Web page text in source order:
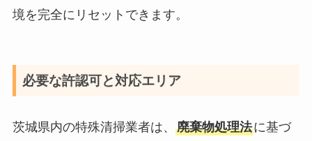
境を完全にリセットできます。
必要な許認可と対応エリア
茨城県内の特殊清掃業者は、 廃棄物処理法に基づ